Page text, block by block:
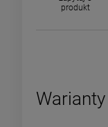
produkt